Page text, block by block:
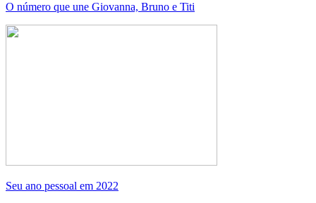
O número que une Giovanna, Bruno e Titi
Seu ano pessoal em 2022